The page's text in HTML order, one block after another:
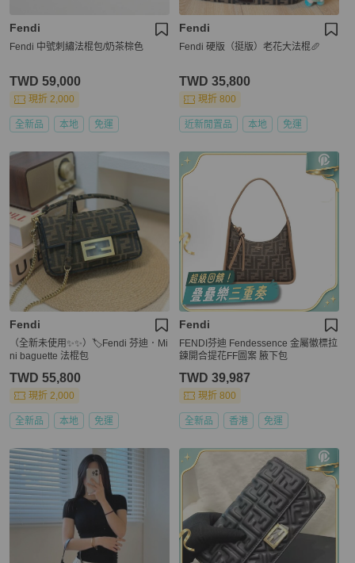
Fendi
Fendi 中號刺繡法棍包/奶茶棕色
TWD 59,000
現折 2,000
全新品 本地 免運
Fendi
Fendi 硬版（挺版）老花大法棍🥖
TWD 35,800
現折 800
近新閒置品 本地 免運
Fendi
（全新未使用✨✨）🏷Fendi 芬迪．Mi
ni baguette 法棍包
TWD 55,800
現折 2,000
全新品 本地 免運
Fendi
FENDI芬迪 Fendessence 金屬徽標拉
鍊開合提花FF圖案 腋下包
TWD 39,987
現折 800
全新品 香港 免運